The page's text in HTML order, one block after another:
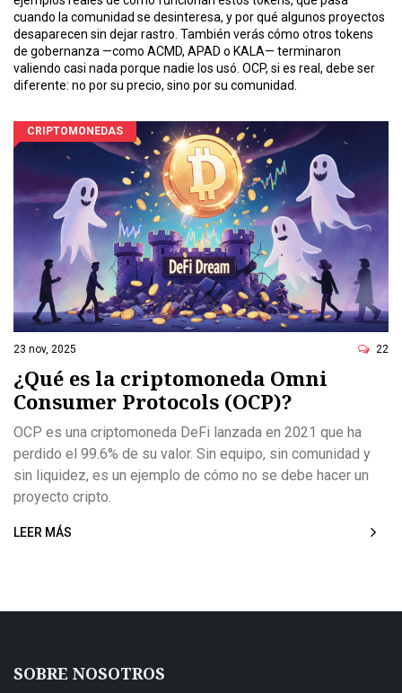
cuando la comunidad se desinteresa, y por qué algunos proyectos
desaparecen sin dejar rastro. También verás cómo otros tokens
de gobernanza —como ACMD, APAD o KALA— terminaron
valiendo casi nada porque nadie los usó. OCP, si es real, debe ser
diferente: no por su precio, sino por su comunidad.
CRIPTOMONEDAS
23 nov, 2025 22
¿Qué es la criptomoneda Omni
Consumer Protocols (OCP)?
OCP es una criptomoneda DeFi lanzada en 2021 que ha
perdido el 99.6% de su valor. Sin equipo, sin comunidad y
sin liquidez, es un ejemplo de cómo no se debe hacer un
proyecto cripto.
LEER MÁS
SOBRE NOSOTROS